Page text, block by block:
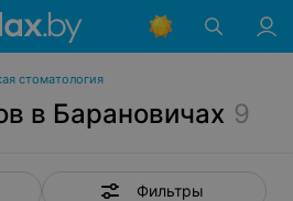
стоматология
в Барановичах 9
Фильтры